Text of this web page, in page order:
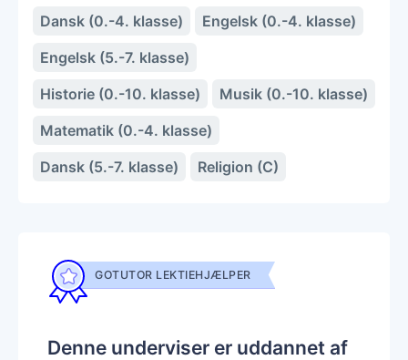
Dansk (0.-4. klasse)
Engelsk (0.-4. klasse)
Engelsk (5.-7. klasse)
Historie (0.-10. klasse)
Musik (0.-10. klasse)
Matematik (0.-4. klasse)
Dansk (5.-7. klasse)
Religion (C)
GOTUTOR LEKTIEHJÆLPER
Denne underviser er uddannet af